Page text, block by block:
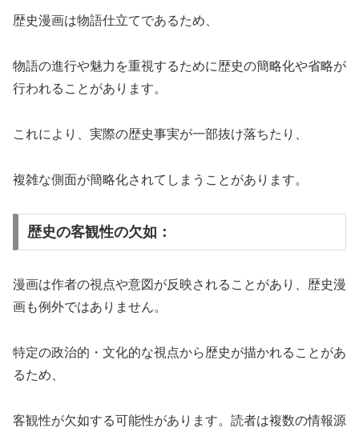
歴史漫画は物語仕立てであるため、
物語の進行や魅力を重視するために歴史の簡略化や省略が
行われることがあります。
これにより、実際の歴史事実が一部抜け落ちたり、
複雑な側面が簡略化されてしまうことがあります。
歴史の客観性の欠如：
漫画は作者の視点や意図が反映されることがあり、歴史漫
画も例外ではありません。
特定の政治的・文化的な視点から歴史が描かれることがあ
るため、
客観性が欠如する可能性があります。読者は複数の情報源